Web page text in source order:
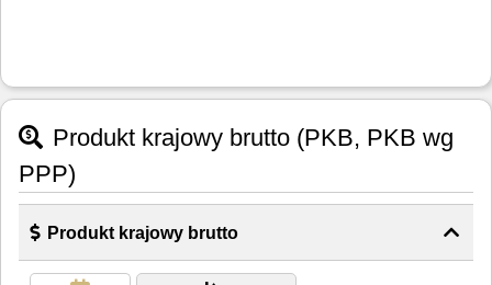
Produkt krajowy brutto (PKB, PKB wg
PPP)
Produkt krajowy brutto